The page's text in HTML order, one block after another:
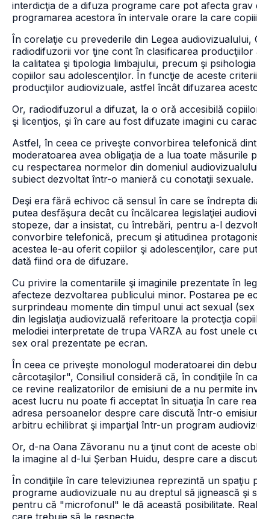
interdicţia de a difuza programe care pot afecta
programarea acestora în intervale orare la care
În corelaţie cu prevederile din Legea
radiodifuzorii vor ţine cont în clasificarea
la calitatea şi tipologia limbajului, precum şi
copiilor sau adolescenţilor. În funcţie de aceste
producţiilor audiovizuale, astfel încât difuzarea
Or, radiodifuzorul a difuzat, la o oră accesibilă
şi licenţios, şi în care au fost difuzate imagini cu
Astfel, în ceea ce priveşte convorbirea telefonică
moderatoarea avea obligaţia de a lua toate
cu respectarea normelor din domeniul
subiect dezvoltat într-o manieră cu conotaţii sexuale.
Deşi era fără echivoc că sensul în care se îndrepta
putea desfăşura decât cu încălcarea legislaţiei
stopeze, dar a insistat, cu întrebări, pentru a-l
convorbire telefonică, precum şi atitudinea
acestea le-au oferit copiilor şi adolescenţilor, care
dată fiind ora de difuzare.
Cu privire la comentariile şi imaginile prezentate în
afecteze dezvoltarea publicului minor. Postarea pe
surprindeau momente din timpul unui act sexual
din legislaţia audiovizuală referitoare la protecţia
melodiei interpretate de trupa VARZA au fost unele
sex oral prezentate pe ecran.
În ceea ce priveşte monologul moderatoarei din
cârcotaşilor", Consiliul consideră că, în condiţiile în
ce revine realizatorilor de emisiuni de a nu permite
acest lucru nu poate fi acceptat în situaţia în care
adresa persoanelor despre care discută într-o
arbitru echilibrat şi imparţial într-un program
Or, d-na Oana Zăvoranu nu a ţinut cont de aceste
la imagine al d-lui Şerban Huidu, despre care a
În condiţiile în care televiziunea reprezintă un spaţiu
programe audiovizuale nu au dreptul să jignească
pentru că "microfonul" le dă această posibilitate.
care trebuie să le respecte.